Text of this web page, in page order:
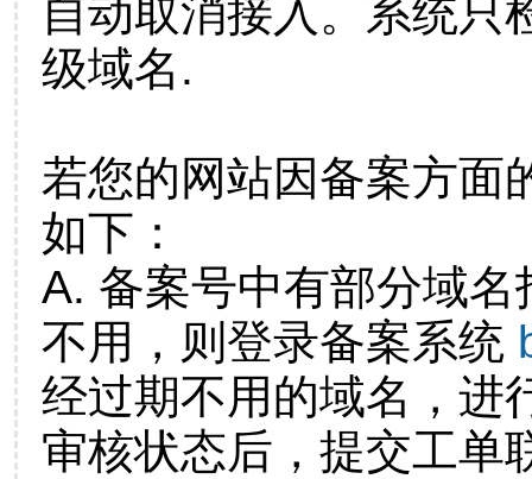
自动取消接入。系统只
级域名.
若您的网站因备案方面
如下：
A. 备案号中有部分域
不用，则登录备案系统
经过期不用的域名，进
审核状态后，提交工单